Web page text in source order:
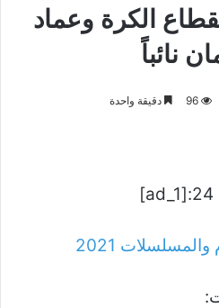
الكرة وعماد
نائباً
96 دقيقة واحدة
والمسلسلات 2021